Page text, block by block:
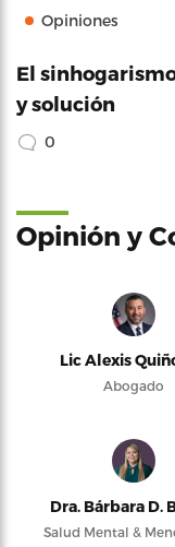
Opiniones
El
y solución
0
Opinión y
Lic Alexis
Abogado
Dra. Bárbara D.
Salud Mental &